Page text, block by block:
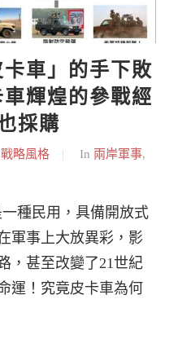
車」的手下敗
輝煌的參戰經
採購
戰略風格 In 兩岸軍事,
種民用，具備開放式
軍事上大放異彩，影
，甚至改變了21世紀
運！究竟皮卡車為何